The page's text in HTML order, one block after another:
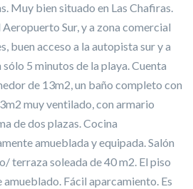
Muy bien situado en Las Chafiras.
Sur, y a zona comercial
buen acceso a la autopista sur y a
5 minutos de la playa. Cuenta
de 13m2, un baño completo con
muy ventilado, con armario
de dos plazas. Cocina
amueblada y equipada. Salón
terraza soleada de 40 m2. El piso
Fácil aparcamiento. Es